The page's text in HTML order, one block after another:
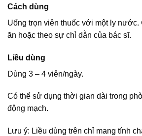
Cách dùng
Uống trọn viên thuốc với một ly nước.
ăn hoặc theo sự chỉ dẫn của bác sĩ.
Liều dùng
Dùng 3 – 4 viên/ngày.
Có thể sử dụng thời gian dài trong
động mạch.
Lưu ý: Liều dùng trên chỉ mang tính